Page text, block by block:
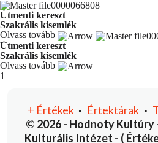
Útmenti kereszt
Szakrális kisemlék
Olvass tovább
Útmenti kereszt
Szakrális kisemlék
Olvass tovább
You're currently reading page
1
© 2026 - Hodnoty Kultúry
Kulturális Intézet - (
+ Értékek • Értektárak•